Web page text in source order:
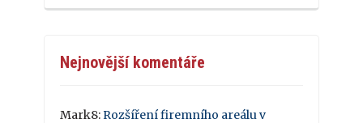
Nejnovější komentáře
Mark8: Rozšíření firemního areálu v